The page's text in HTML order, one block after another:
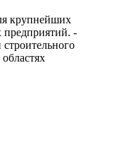
крупнейших
-